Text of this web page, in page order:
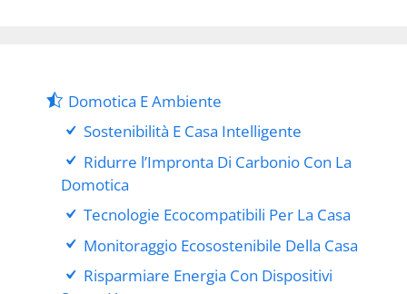
Domotica E Ambiente
Sostenibilità E Casa Intelligente
Ridurre l’Impronta Di Carbonio Con La
Domotica
Tecnologie Ecocompatibili Per La Casa
Monitoraggio Ecosostenibile Della Casa
Risparmiare Energia Con Dispositivi